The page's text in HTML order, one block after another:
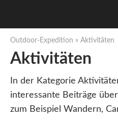
Outdoor-Expedition » Aktivitäten
Aktivitäten
In der Kategorie
interessante Beiträge
zum Beispiel Wandern,